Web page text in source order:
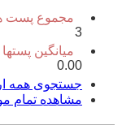
مجموع پست
3
میانگین
0.00
جستجوی همه
مشاهده تمام